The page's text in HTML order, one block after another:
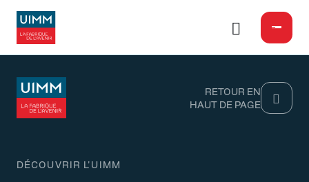
DÉCOUVRIR L'UIMM
RETOUR EN
HAUT DE PAGE